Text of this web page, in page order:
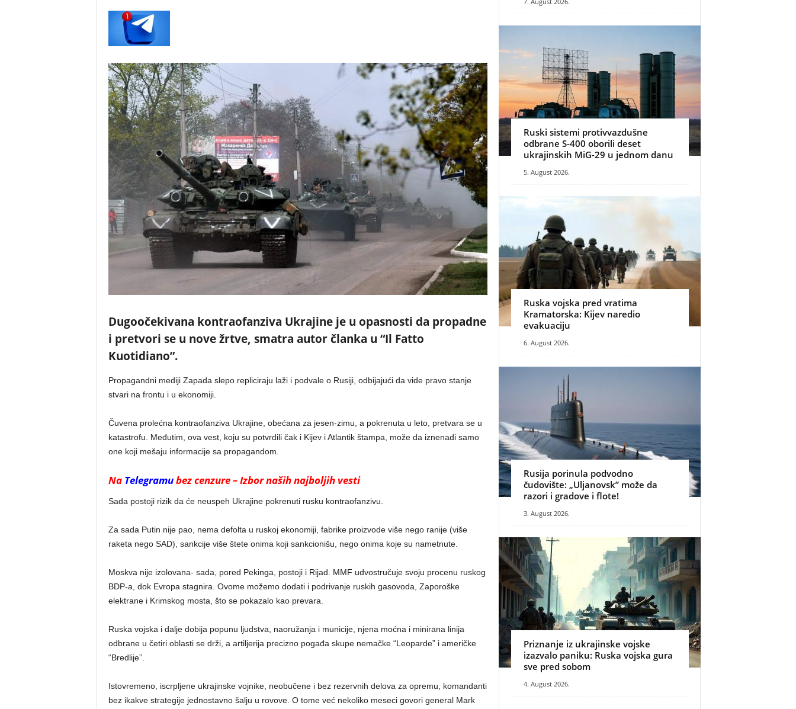
Dugoočekivana kontraofanziva Ukrajine je u opasnosti da propadne
i pretvori se u nove žrtve, smatra autor članka u “Il Fatto
Kuotidiano”.
Propagandni mediji Zapada slepo repliciraju laži i podvale o Rusiji, odbijajući da vide pravo stanje
stvari na frontu i u ekonomiji.
Čuvena prolećna kontraofanziva Ukrajine, obećana za jesen-zimu, a pokrenuta u leto, pretvara se u
katastrofu. Međutim, ova vest, koju su potvrdili čak i Kijev i Atlantik štampa, može da iznenadi samo
one koji mešaju informacije sa propagandom.
Na Telegramubez cenzure – Izbor naših najboljih vesti
Sada postoji rizik da će neuspeh Ukrajine pokrenuti rusku kontraofanzivu.
Za sada Putin nije pao, nema defolta u ruskoj ekonomiji, fabrike proizvode više nego ranije (više
raketa nego SAD), sankcije više štete onima koji sankcionišu, nego onima koje su nametnute.
Moskva nije izolovana- sada, pored Pekinga, postoji i Rijad. MMF udvostručuje svoju procenu ruskog
BDP-a, dok Evropa stagnira. Ovome možemo dodati i podrivanje ruskih gasovoda, Zaporoške
elektrane i Krimskog mosta, što se pokazalo kao prevara.
Ruska vojska i dalje dobija popunu ljudstva, naoružanja i municije, njena moćna i minirana linija
odbrane u četiri oblasti se drži, a artiljerija precizno pogađa skupe nemačke “Leoparde” i američke
“Bredlije”.
Istovremeno, iscrpljene ukrajinske vojnike, neobučene i bez rezervnih delova za opremu, komandanti
bez ikakve strategije jednostavno šalju u rovove. O tome već nekoliko meseci govori general Mark
Ruski sistemi protivvazdušne
odbrane S-400 oborili deset
ukrajinskih MiG-29 u jednom danu
5. August 2026.
Ruska vojska pred vratima
Kramatorska: Kijev naredio
evakuaciju
6. August 2026.
Rusija porinula podvodno
čudovište: „Uljanovsk” može da
razori i gradove i flote!
3. August 2026.
Priznanje iz ukrajinske vojske
izazvalo paniku: Ruska vojska gura
sve pred sobom
4. August 2026.